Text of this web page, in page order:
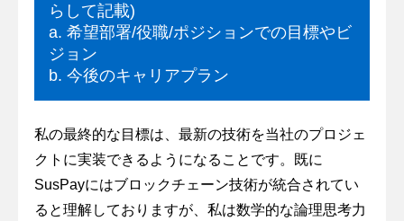
らして記載)
a. 希望部署/役職/ポジションでの目標やビ
ジョン
b. 今後のキャリアプラン
私の最終的な目標は、最新の技術を当社のプロジェ
クトに実装できるようになることです。既に
SusPayにはブロックチェーン技術が統合されてい
ると理解しておりますが、私は数学的な論理思考力